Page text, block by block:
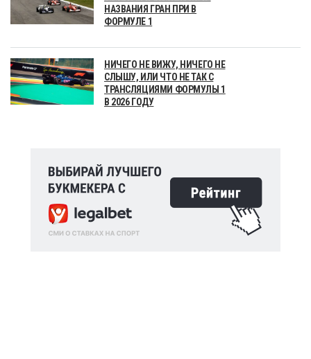
НАЗВАНИЯ ГРАН ПРИ В
ФОРМУЛЕ 1
НИЧЕГО НЕ ВИЖУ, НИЧЕГО НЕ
СЛЫШУ, ИЛИ ЧТО НЕ ТАК С
ТРАНСЛЯЦИЯМИ ФОРМУЛЫ 1
В 2026 ГОДУ